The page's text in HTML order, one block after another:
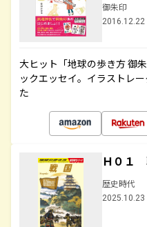
御朱印
2016.12.22
大ヒット「地球の歩き方 御
ックエッセイ。イラストレ
た
Ｈ０１
歴史時代
2025.10.23